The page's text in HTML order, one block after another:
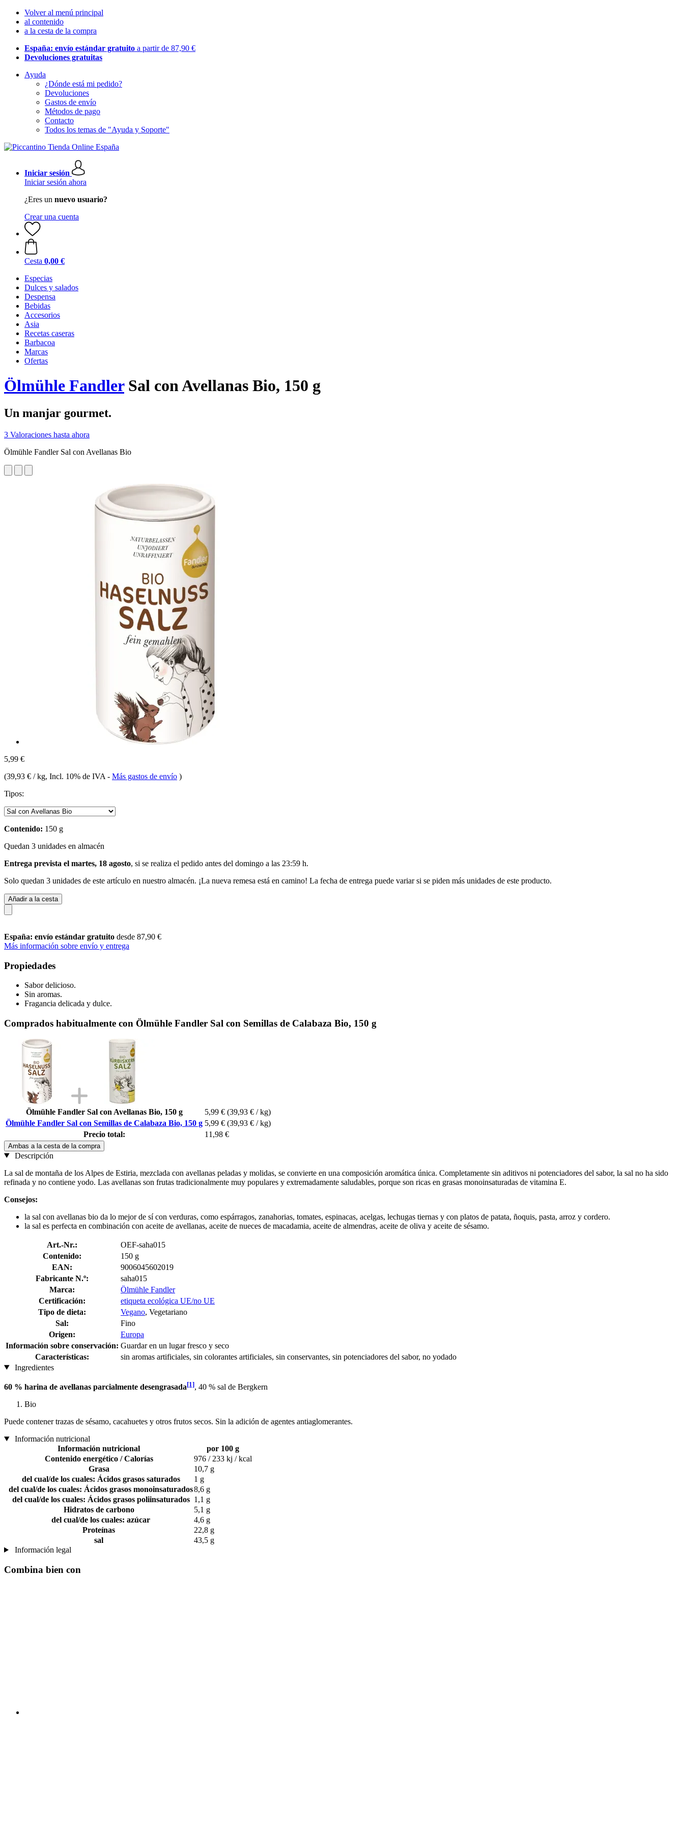
Volver al menú principal
al contenido
a la cesta de la compra
España: envío estándar gratuito a partir de 87,90 €
Devoluciones gratuitas
Ayuda
¿Dónde está mi pedido?
Devoluciones
Gastos de envío
Métodos de pago
Contacto
Todos los temas de "Ayuda y Soporte"
Iniciar sesión
Iniciar sesión ahora
¿Eres un nuevo usuario?
Crear una cuenta
Cesta 0,00 €
Especias
Dulces y salados
Despensa
Bebidas
Accesorios
Asia
Recetas caseras
Barbacoa
Marcas
Ofertas
Ölmühle FandlerSal con Avellanas Bio, 150 g
Un manjar gourmet.
3 Valoraciones hasta ahora
Ölmühle Fandler Sal con Avellanas Bio
5,99 €
(39,93 € / kg, Incl. 10% de IVA - Más gastos de envío )
Tipos:
Contenido: 150 g
Quedan 3 unidades en almacén
Entrega prevista el martes, 18 agosto, si se realiza el pedido antes del domingo a las 23:59 h.
Solo quedan 3 unidades de este artículo en nuestro almacén. ¡La nueva remesa está en camino! La fecha de entrega puede variar si se piden más unidades de este producto.
Añadir a la cesta
España: envío estándar gratuito desde 87,90 €
Más información sobre envío y entrega
Propiedades
Sabor delicioso.
Sin aromas.
Fragancia delicada y dulce.
Comprados habitualmente con Ölmühle Fandler Sal con Semillas de Calabaza Bio, 150 g
Ölmühle Fandler Sal con Avellanas Bio, 150 g 5,99 € (39,93 € / kg)
Ölmühle Fandler Sal con Semillas de Calabaza Bio, 150 g 5,99 € (39,93 € / kg)
Precio total:
11,98 €
Ambas a la cesta de la compra
Descripción
La sal de montaña de los Alpes de Estiria, mezclada con avellanas peladas y molidas, se convierte en una composición aromática única. Completamente sin aditivos ni potenciadores del sabor, la sal no ha sido
refinada y no contiene yodo. Las avellanas son frutas tradicionalmente muy populares y extremadamente saludables, porque son ricas en grasas monoinsaturadas de vitamina E.
Consejos:
la sal con avellanas bio da lo mejor de sí con verduras, como espárragos, zanahorias, tomates, espinacas, acelgas, lechugas tiernas y con platos de patata, ñoquis, pasta, arroz y cordero.
la sal es perfecta en combinación con aceite de avellanas, aceite de nueces de macadamia, aceite de almendras, aceite de oliva y aceite de sésamo.
Art.-Nr.:
OEF-saha015
Contenido:
150 g
EAN:
9006045602019
Fabricante N.º:
saha015
Marca:
Ölmühle Fandler
Certificación:
etiqueta ecológica UE/no UE
Tipo de dieta:
Vegano, Vegetariano
Sal:
Fino
Origen:
Europa
Información sobre conservación: Guardar en un lugar fresco y seco
Características:
sin aromas artificiales, sin colorantes artificiales, sin conservantes, sin potenciadores del sabor, no yodado
Ingredientes
60 % harina de avellanas parcialmente desengrasada[1], 40 % sal de Bergkern
Bio
Puede contener trazas de sésamo, cacahuetes y otros frutos secos. Sin la adición de agentes antiaglomerantes.
Información nutricional
Información nutricional
por 100 g
Contenido energético / Calorías
976 / 233 kj / kcal
Grasa
10,7 g
del cual/de los cuales: Ácidos grasos saturados
1 g
del cual/de los cuales: Ácidos grasos monoinsaturados8,6 g
del cual/de los cuales: Ácidos grasos poliinsaturados 1,1 g
Hidratos de carbono
5,1 g
del cual/de los cuales: azúcar
4,6 g
Proteínas
22,8 g
sal
43,5 g
Información legal
Combina bien con